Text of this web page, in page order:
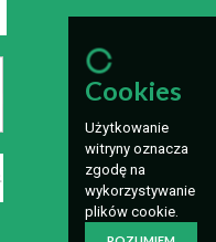
Cookies
Użytkowanie
witryny oznacza
zgodę na
wykorzystywanie
plików cookie.